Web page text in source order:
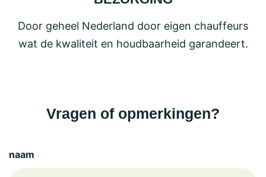
Door geheel Nederland door eigen chauffeurs
wat de kwaliteit en houdbaarheid garandeert.
Vragen of opmerkingen?
naam